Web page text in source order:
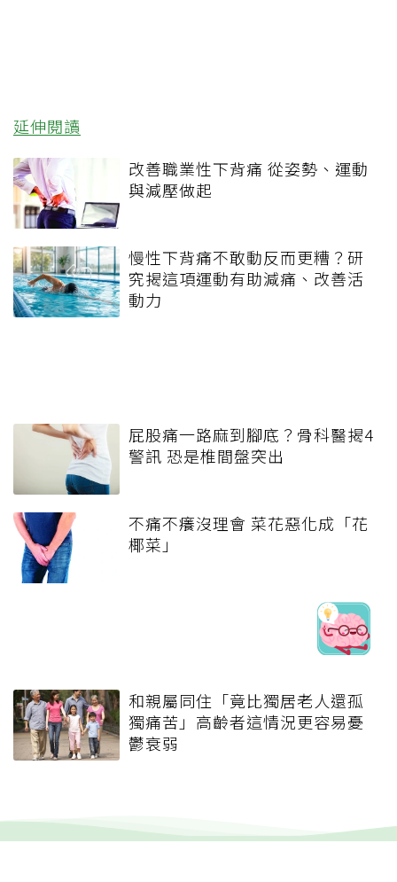
延伸閱讀
改善職業性下背痛 從姿勢、運動
與減壓做起
慢性下背痛不敢動反而更糟？研
究揭這項運動有助減痛、改善活
動力
屁股痛一路麻到腳底？骨科醫揭4
警訊 恐是椎間盤突出
不痛不癢沒理會 菜花惡化成「花
椰菜」
和親屬同住「竟比獨居老人還孤
獨痛苦」高齡者這情況更容易憂
鬱衰弱